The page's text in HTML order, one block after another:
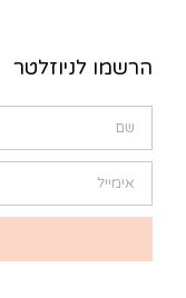
הרשמו לניוזלטר